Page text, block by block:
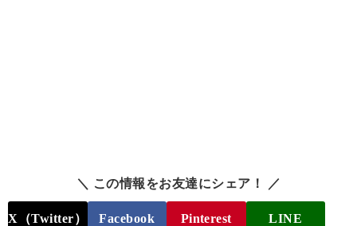
＼ この情報をお友達にシェア！ ／
X（Twitter） Facebook Pinterest LINE